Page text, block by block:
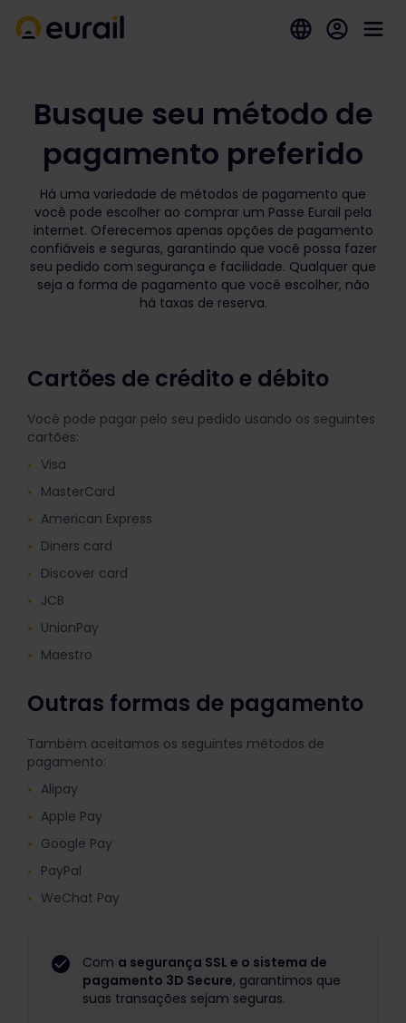
Busque seu método de
pagamento preferido
Há uma variedade de métodos de pagamento que
você pode escolher ao comprar um Passe Eurail pela
internet. Oferecemos apenas opções de pagamento
confiáveis e seguras, garantindo que você possa fazer
seu pedido com segurança e facilidade. Qualquer que
seja a forma de pagamento que você escolher, não
há taxas de reserva.
Cartões de crédito e débito
Você pode pagar pelo seu pedido usando os seguintes
cartões:
Visa
MasterCard
American Express
Diners card
Discover card
JCB
UnionPay
Maestro
Outras formas de pagamento
Também aceitamos os seguintes métodos de
pagamento:
Alipay
Apple Pay
Google Pay
PayPal
WeChat Pay
Com a segurança SSL e o sistema de
pagamento 3D Secure, garantimos que
suas transações sejam seguras.